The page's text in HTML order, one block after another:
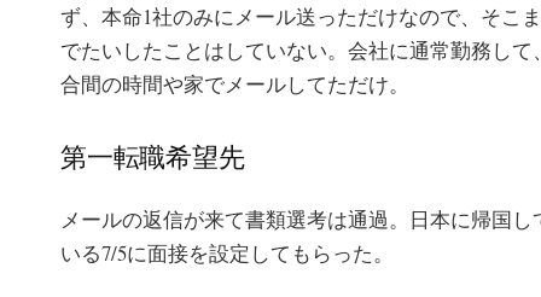
ず、本命1社のみにメール送っただけなので、そこま
でたいしたことはしていない。会社に通常勤務して
合間の時間や家でメールしてただけ。
第一転職希望先
メールの返信が来て書類選考は通過。日本に帰国し
いる7/5に面接を設定してもらった。